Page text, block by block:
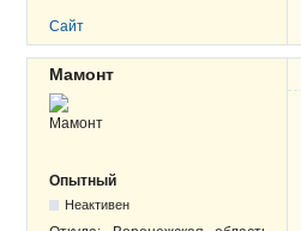
Сайт
Мамонт
Опытный
Неактивен